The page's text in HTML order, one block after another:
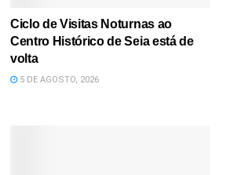
Ciclo de Visitas Noturnas ao
Centro Histórico de Seia está de
volta
5 DE AGOSTO, 2026